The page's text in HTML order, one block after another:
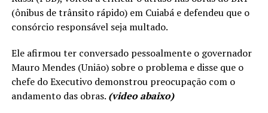
rodovia asfaltada, diferença
incapaz de, por si só,
explicar a diferença de
valor”, diz trecho do
documento.
(ônibus de trânsito rápido) em Cuiabá e defendeu que o
consórcio responsável seja multado.
Ele afirmou ter conversado pessoalmente o governador
Mauro Mendes (União) sobre o problema e disse que o
chefe do Executivo demonstrou preocupação com o
andamento das obras. (video abaixo)